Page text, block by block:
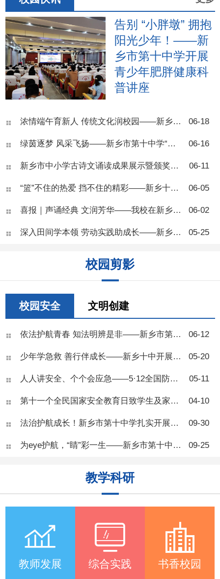
告别 “小胖墩” 拥抱
阳光少年！——新
乡市第十中学开展
青少年肥胖健康科
普讲座
胖专题健康讲座，本次活动面
康副校长、河南医药大学一附
讲。 讲座开篇，王医师向
解BMI自测标准，让大家学会
简单判断自身体重状况。他指
而是慢性代谢疾病，会从体
健康多方面危害青少年成长，
患病风险。 现场同学们反
响热烈，大家对照BMI标准互
相测算体重，踊跃举手提问，
息调整等问题积极研讨、交流
心得。不少同学结合自身日常
饮食习惯主动反思，纷纷表示
听完讲解才意识到甜食、久
坐、熬夜对身体的伤害，现场
学习氛围浓厚。 王医师总
结了青少年肥胖三大诱因：高
动、睡眠不足扰乱身体激素。
机、熬夜等日常习惯，都会造
肪堆积。 针对体重管理，
专家
浓情端午育新人 传统文化润校园——新乡市第十中学“我们的节日·端午节”主题活动 06-18
绿茵逐梦 风采飞扬——新乡市第十中学“校长杯”八年级足球联赛圆满落幕 06-16
新乡市中小学古诗文诵读成果展示暨颁奖活动在新乡市第十中学圆满落幕 06-11
“篮”不住的热爱 挡不住的精彩——新乡十中七年级篮球联赛圆满结束 06-05
喜报｜声诵经典 文润芳华——我校在新乡市中小学生古诗文朗诵活动中斩获佳绩 06-02
深入田间学本领 劳动实践助成长——新乡市第十中学“劳动进农庄”活动顺利开展 05-25
校园剪影
校园安全 文明创建
依法护航青春 知法明辨是非——新乡市第十中学法治教育专题讲座 06-12
少年学急救 善行伴成长——新乡十中开展校园应急自救互救专项培训 05-20
人人讲安全、个个会应急——5·12全国防灾减灾日致家长的一封信 05-11
第十一个全民国家安全教育日致学生及家长的一封信 04-10
法治护航成长！新乡市第十中学扎实开展秋季法治宣传周活动 09-30
为eye护航，“睛”彩一生——新乡市第十中学健康教育“爱眼护眼”活动 09-25
教学科研
教师发展 综合实践 书香校园